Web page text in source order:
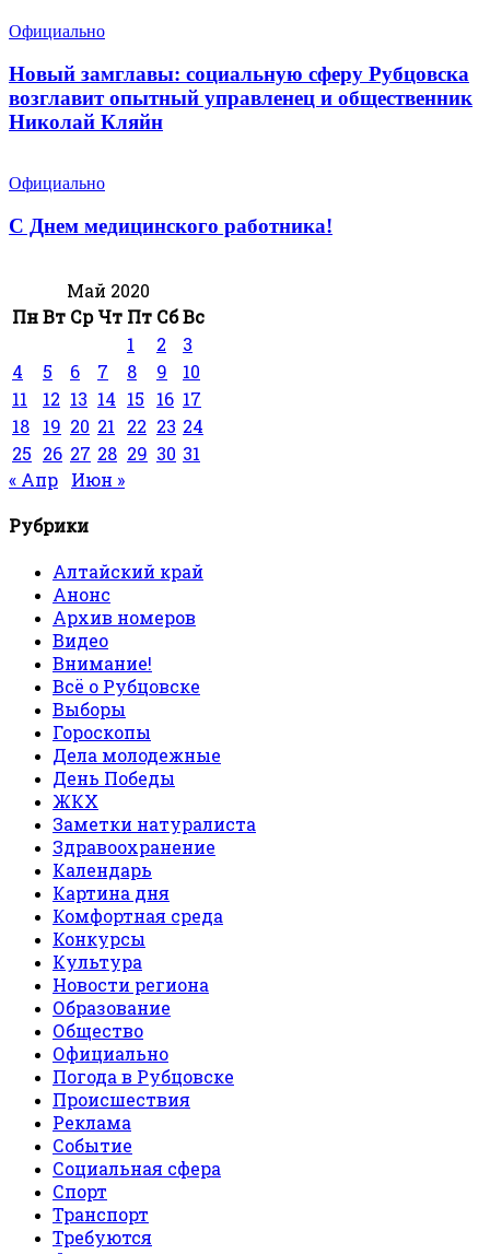
Официально
Новый замглавы: социальную сферу Рубцовска
возглавит опытный управленец и общественник
Николай Кляйн
Официально
С Днем медицинского работника!
Май 2020
ПнВт Ср Чт Пт СбВс
1
2
3
4
5 6 7 8 9
10
11
12 13 14 15 16 17
18
19 20 21 22 23 24
25 26 27 28 29 30 31
« Апр
Июн »
Рубрики
Алтайский край
Анонс
Архив номеров
Видео
Внимание!
Всё о Рубцовске
Выборы
Гороскопы
Дела молодежные
День Победы
ЖКХ
Заметки натуралиста
Здравоохранение
Календарь
Картина дня
Комфортная среда
Конкурсы
Культура
Новости региона
Образование
Общество
Официально
Погода в Рубцовске
Происшествия
Реклама
Событие
Социальная сфера
Спорт
Транспорт
Требуются